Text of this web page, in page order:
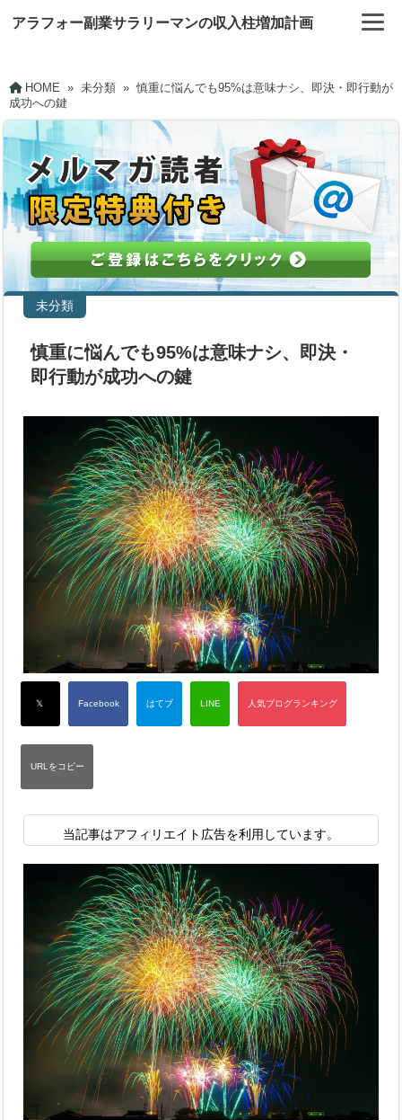
アラフォー副業サラリーマンの収入柱増加計画
HOME » 未分類 »慎重に悩んでも95%は意味ナシ、即決・即行動が
成功への鍵
未分類
慎重に悩んでも95%は意味ナシ、即決・
即行動が成功への鍵
当記事はアフィリエイト広告を利用しています。